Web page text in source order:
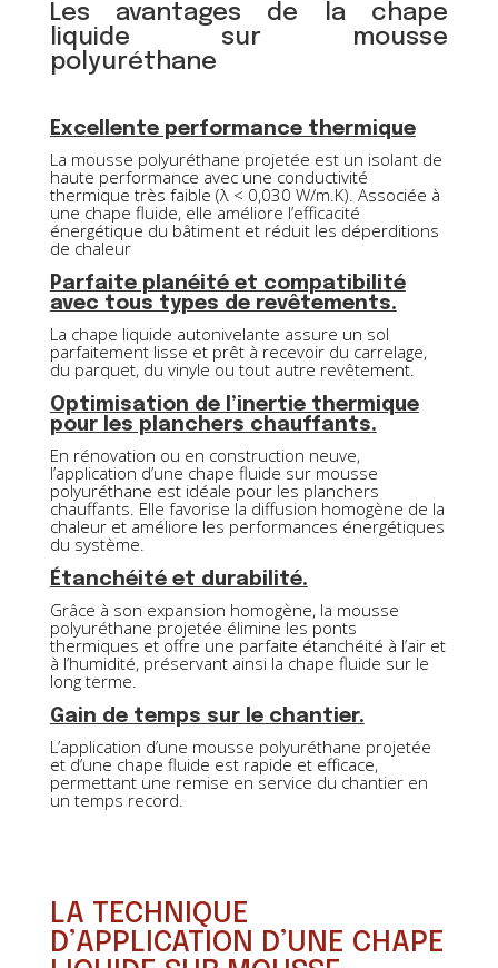
Les avantages de la chape
liquide sur mousse
polyuréthane
Excellente performance thermique
La mousse polyuréthane projetée est un isolant de
haute performance avec une conductivité
thermique très faible (λ < 0,030 W/m.K). Associée à
une chape fluide, elle améliore l’efficacité
énergétique du bâtiment et réduit les déperditions
de chaleur
Parfaite planéité et compatibilité
avec tous types de revêtements.
La chape liquide autonivelante assure un sol
parfaitement lisse et prêt à recevoir du carrelage,
du parquet, du vinyle ou tout autre revêtement.
Optimisation de l’inertie thermique
pour les planchers chauffants.
En rénovation ou en construction neuve,
l’application d’une chape fluide sur mousse
polyuréthane est idéale pour les planchers
chauffants. Elle favorise la diffusion homogène de la
chaleur et améliore les performances énergétiques
du système.
Étanchéité et durabilité.
Grâce à son expansion homogène, la mousse
polyuréthane projetée élimine les ponts
thermiques et offre une parfaite étanchéité à l’air et
à l’humidité, préservant ainsi la chape fluide sur le
long terme.
Gain de temps sur le chantier.
L’application d’une mousse polyuréthane projetée
et d’une chape fluide est rapide et efficace,
permettant une remise en service du chantier en
un temps record.
LA TECHNIQUE
D’APPLICATION D’UNE CHAPE